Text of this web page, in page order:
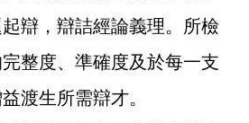
辯，辯詰經論義理。所檢
整度、準確度及於每一支
渡生所需辯才。